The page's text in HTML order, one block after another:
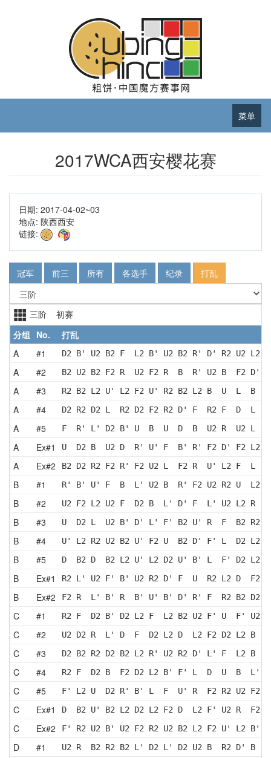
菜单
2017WCA西安樱花赛
日期: 2017-04-02~03
地点: 陕西西安
链接:
冠军 前三 所有 各选手 纪录 打乱
三阶 初赛
分组 No.
打乱
A
#1 D2 B' U2 B2 F  L2 B' U2 B2 R' D' R2 U2 L2
A #2 B2 U2 B2 F2 R  U2 F2 R  B  R' U2 B  F2 D'
A #3 R2 B2 L2 U' L2 F2 U' R2 B2 L2 B  U  L  B
A #4 D2 R2 D2 L  R2 D2 F2 R2 D' F  R2 F  D  L
A #5 F  R' L' D2 B' U  B  U  D  B  U2 R  U2 L
A Ex#1 U  D2 B  U2 D  R' U' F  B' R' F2 D' F2 L2
A Ex#2 B2 D2 R2 F2 R' F2 U2 L  F2 R  U' L2 F  L
B #1 R' B' U' F  B  L' U2 B  R' F2 U2 R2 U  L2
B #2 U2 F2 L2 U2 F  D2 B  L' D' F  L' U2 L2 R
B #3 U  D2 L  U2 B' D' L' F' B2 U' R  F  B2 R2
B #4 U' L2 R2 U2 B2 U' F2 U  B2 D' F' L  D2 L2
B #5 D  B2 D  B2 L2 U' L2 D2 U' B' L  F' D2 L2
B Ex#1 R2 L' U2 F' B' U2 R2 D' F  U  R2 L2 D  F2
B Ex#2 F2 R  L' B' R  B' U' B' D' R' F  R2 B2 D2
C #1 R2 F  D2 B' D2 L2 F  L2 B2 U2 F' U  F' U2
C #2 U2 D2 R  L' D  F  D2 L2 D  L2 F2 D2 L2 B
C #3 D2 B2 R2 D2 B2 L2 R' U2 R2 D' L' F  L2 B
C #4 R2 F  D2 B  F2 D2 L2 B' F' L  D  U  B  L'
C #5 F' L2 U  D2 R' B' L  F  U' R  F2 R2 U2 F2
C Ex#1 D  B2 U' B2 L2 D2 L2 F2 D  L2 F' U2 R  F2
C Ex#2 F' R2 U2 B' U2 F2 R2 U2 B2 L2 F2 U' L2
D #1 U2 R  B2 R2 B2 L' D2 L' D2 U2 B  R2 D' B